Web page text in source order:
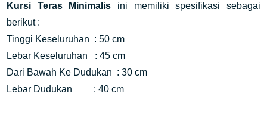
Kursi Teras Minimalis ini memiliki spesifikasi sebagai
berikut :
Tinggi Keseluruhan : 50 cm
Lebar Keseluruhan : 45 cm
Dari Bawah Ke Dudukan : 30 cm
Lebar Dudukan : 40 cm